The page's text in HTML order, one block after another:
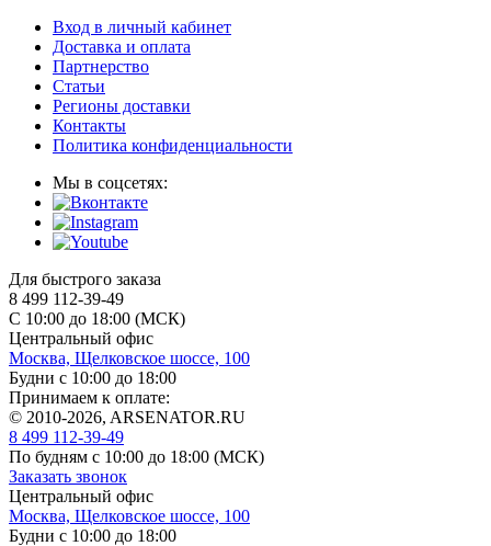
Вход в личный кабинет
Доставка и оплата
Партнерство
Статьи
Регионы доставки
Контакты
Политика конфиденциальности
Мы в соцсетях:
Для быстрого заказа
8 499 112-39-49
С 10:00 до 18:00 (МСК)
Центральный офис
Москва, Щелковское шоссе, 100
Будни с 10:00 до 18:00
Принимаем к оплате:
© 2010-2026, ARSENATOR.RU
8 499 112-39-49
По будням с 10:00 до 18:00 (МСК)
Заказать звонок
Центральный офис
Москва, Щелковское шоссе, 100
Будни с 10:00 до 18:00